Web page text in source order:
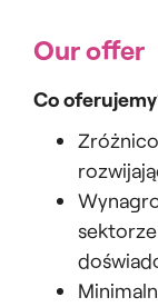
Our offer
Co